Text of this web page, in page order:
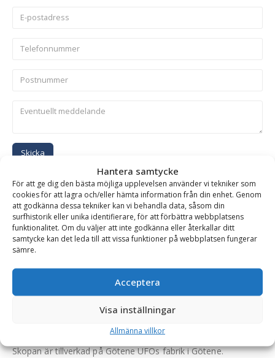
Hantera samtycke
För att ge dig den bästa möjliga upplevelsen använder vi tekniker som
cookies för att lagra och/eller hämta information från din enhet. Genom
att godkänna dessa tekniker kan vi behandla data, såsom din
surfhistorik eller unika identifierare, för att förbättra webbplatsens
funktionalitet. Om du väljer att inte godkänna eller återkallar ditt
samtycke kan det leda till att vissa funktioner på webbplatsen fungerar
sämre.
Acceptera
Visa inställningar
Allmänna villkor
Skicka
Se alla produkter inom samma kategori
Hydrauliska Planeringsskopor
BESKRIVNING
Planeringsskopa HD – hydraulisk, fäste SMP 105, volym
2000 liter, bredd 2100 mm
Hydraulisk planeringsskopa i HD-utförande av högsta kvalitet.
Skopan är tillverkad på Götene UFOs fabrik i Götene.